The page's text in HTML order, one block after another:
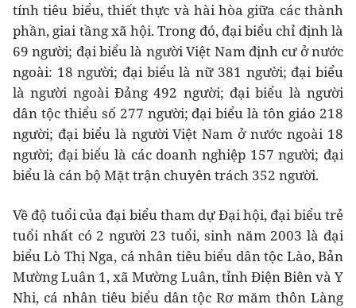
tính tiêu biểu, thiết thực và hài hòa giữa các thành
phần, giai tầng xã hội. Trong đó, đại biểu chỉ định là
69 người; đại biểu là người Việt Nam định cư ở nước
ngoài: 18 người; đại biểu là nữ 381 người; đại biểu
là người ngoài Đảng 492 người; đại biểu là người
dân tộc thiểu số 277 người; đại biểu là tôn giáo 218
người; đại biểu là người Việt Nam ở nước ngoài 18
người; đại biểu là các doanh nghiệp 157 người; đại
biểu là cán bộ Mặt trận chuyên trách 352 người.
Về độ tuổi của đại biểu tham dự Đại hội, đại biểu trẻ
tuổi nhất có 2 người 23 tuổi, sinh năm 2003 là đại
biểu Lò Thị Nga, cá nhân tiêu biểu dân tộc Lào, Bản
Mường Luân 1, xã Mường Luân, tỉnh Điện Biên và Y
Nhi, cá nhân tiêu biểu dân tộc Rơ măm thôn Làng